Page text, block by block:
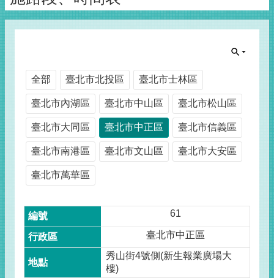
全部 臺北市北投區 臺北市士林區
臺北市內湖區 臺北市中山區 臺北市松山區
臺北市大同區 臺北市中正區 臺北市信義區
臺北市南港區 臺北市文山區 臺北市大安區
臺北市萬華區
61
臺北市中正區
秀山街4號側(新生報業廣場大
樓)